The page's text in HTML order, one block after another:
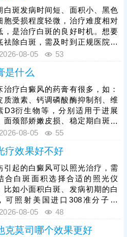
临床中308准分子激光、黑色素
是治疗白癜风的成熟有效手段，
不同病情患者。白癜风恢复周期
，患者需摒弃偏方，坚持规范科
疗，同时做好日常皮肤防护、作
食调理，稳定病情，助力白斑逐
色。
白斑发病时间短、面积小、黑色
胞受损程度轻微，治疗难度相对
，是治疗白斑的良好时机。想要
祛除白斑，需及时到正规医院检
诊，明确发病根源，杜绝偏方、
的治疗手段修复受损黑色素细
从根源解决白斑问题，避免治疗
路、延误病情。同时患者需摒弃
治疗心态，白癜风恢复需要周
务必坚持规范治疗，白斑消退后
巩固治疗，杜绝病情反复。
2026-08-05 53
是什么
治疗白癜风的药膏有很多，如：
质激素、钙调磷酸酶抑制剂、维
D3衍生物等，分别适用于进展
面颈部娇嫩皮损、稳定期白斑等
情况，需根据患者病情对症选
，不当用药易引发皮肤刺激、耐
，甚至加重病情，所有药膏都需
生指导下规范使用。单一药膏治
果有限，临床多采用综合性治疗
，可结合光疗、表皮移植手术等
联合干预，大幅提升治疗效果。
08-05 55
疗效果好不好
引起的白癜风可以照光治疗，需
合白斑面积选择合适的照光仪
比如小面积白斑、发病初期的白
可照射美国进口308准分子激
治疗起效快，无毒副作用，无人
，可以照311紫外线光，节省照
2026-08-05 48
克莫司哪个效果更好